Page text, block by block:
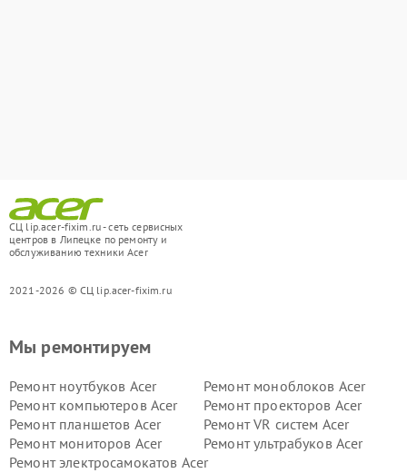
СЦ lip.acer-fixim.ru - сеть сервисных
центров в Липецке по ремонту и
обслуживанию техники Acer
2021-2026 © СЦ lip.acer-fixim.ru
Мы ремонтируем
Ремонт ноутбуков Acer
Ремонт моноблоков Acer
Ремонт компьютеров Acer
Ремонт проекторов Acer
Ремонт планшетов Acer
Ремонт VR систем Acer
Ремонт мониторов Acer
Ремонт ультрабуков Acer
Ремонт электросамокатов Acer